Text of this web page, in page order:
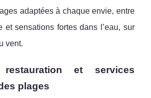
adaptées à chaque envie, entre
et sensations fortes dans l’eau, sur
vent.
restauration et services
plages